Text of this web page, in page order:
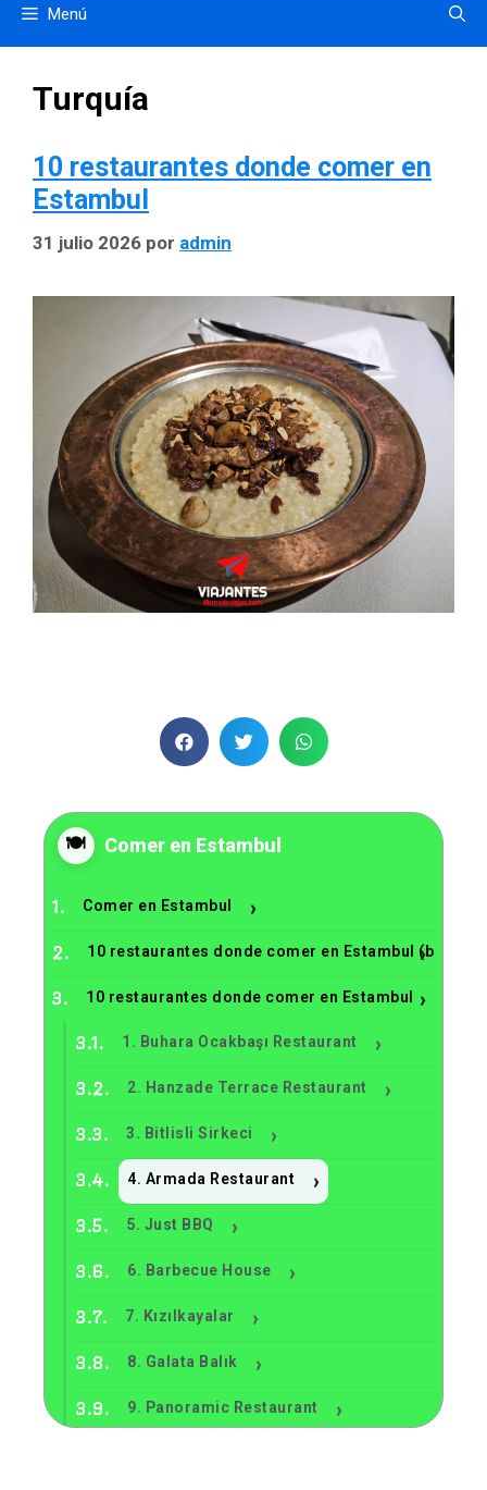
Menú
Turquía
10 restaurantes donde comer en
Estambul
31 julio 2026 por admin
Comer en Estambul
Comer en Estambul
10 restaurantes donde comer en Estambul (bien y
10 restaurantes donde comer en Estambul
1. Buhara Ocakbaşı Restaurant
2. Hanzade Terrace Restaurant
3. Bitlisli Sirkeci
4. Armada Restaurant
5. Just BBQ
6. Barbecue House
7. Kızılkayalar
8. Galata Balık
9. Panoramic Restaurant